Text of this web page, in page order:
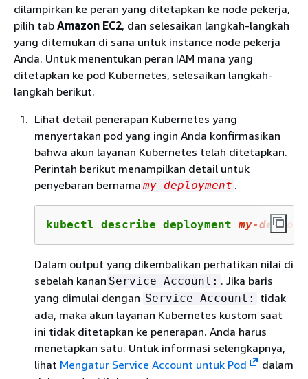
dilampirkan ke peran yang ditetapkan ke node pekerja,
pilih tab Amazon EC2, dan selesaikan langkah-langkah
yang ditemukan di sana untuk instance node pekerja
Anda. Untuk menentukan peran IAM mana yang
ditetapkan ke pod Kubernetes, selesaikan langkah-
langkah berikut.
Lihat detail penerapan Kubernetes yang
menyertakan pod yang ingin Anda konfirmasikan
bahwa akun layanan Kubernetes telah ditetapkan.
Perintah berikut menampilkan detail untuk
penyebaran bernama my-deployment .
kubectl describe deployment my-
Dalam output yang dikembalikan perhatikan nilai di
sebelah kanan Service Account: . Jika baris
yang dimulai dengan Service Account:
tidak
ada, maka akun layanan Kubernetes kustom saat
ini tidak ditetapkan ke penerapan. Anda harus
menetapkan satu. Untuk informasi selengkapnya,
lihat Mengatur Service Account untuk Pod
dalam